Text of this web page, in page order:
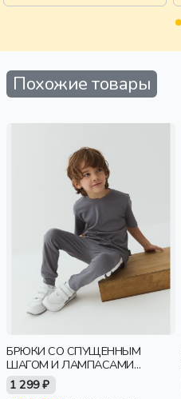
Похожие товары
БРЮКИ СО СПУЩЕННЫМ
ШАГОМ И ЛАМПАСАМИ
"МАРЕНГО"
1 299 ₽